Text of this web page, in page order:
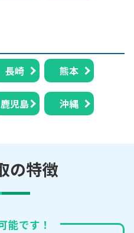
長崎 熊本
鹿児島 沖縄
の特徴
能です！